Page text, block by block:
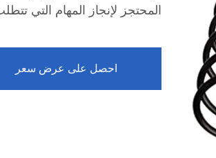
المحتجز لإنجاز المهام التي
احصل على عرض سعر